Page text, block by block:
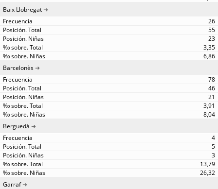
Baix Llobregat
26
55
23
3,35
6,86
Barcelonès
78
46
21
3,91
8,04
Berguedà
4
5
3
13,79
26,32
Garraf